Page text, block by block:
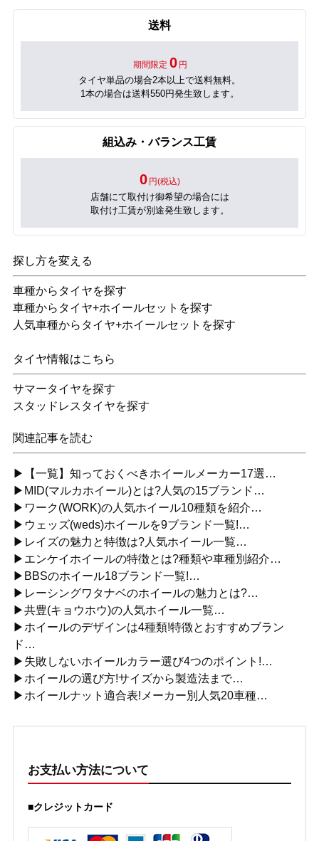
送料
期間限定 0 円
タイヤ単品の場合2本以上で送料無料。
1本の場合は送料550円発生致します。
組込み・バランス工賃
0 円(税込)
店舗にて取付け御希望の場合には
取付け工賃が別途発生致します。
探し方を変える
車種からタイヤを探す
車種からタイヤ+ホイールセットを探す
人気車種からタイヤ+ホイールセットを探す
タイヤ情報はこちら
サマータイヤを探す
スタッドレスタイヤを探す
関連記事を読む
▶【一覧】知っておくべきホイールメーカー17選…
▶MID(マルカホイール)とは?人気の15ブランド…
▶ワーク(WORK)の人気ホイール10種類を紹介…
▶ウェッズ(weds)ホイールを9ブランド一覧!…
▶レイズの魅力と特徴は?人気ホイール一覧…
▶エンケイホイールの特徴とは?種類や車種別紹介…
▶BBSのホイール18ブランド一覧!…
▶レーシングワタナベのホイールの魅力とは?…
▶共豊(キョウホウ)の人気ホイール一覧…
▶ホイールのデザインは4種類!特徴とおすすめブラン
ド…
▶失敗しないホイールカラー選び4つのポイント!…
▶ホイールの選び方!サイズから製造法まで…
▶ホイールナット適合表!メーカー別人気20車種…
お支払い方法について
■クレジットカード